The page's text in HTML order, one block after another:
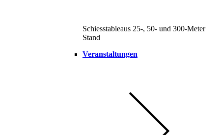
Schiesstableaus 25-, 50- und 300-Meter
Stand
Veranstaltungen